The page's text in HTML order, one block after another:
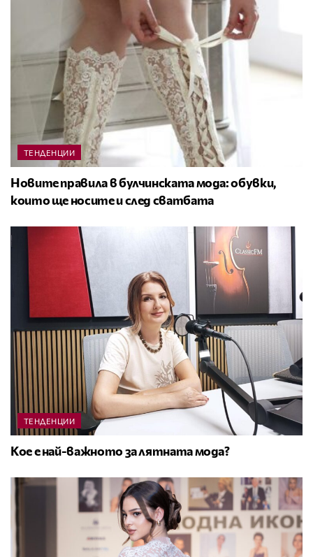
ТЕНДЕНЦИИ
Новите правила в булчинската мода: обувки,
които ще носите и след сватбата
ТЕНДЕНЦИИ
Кое е най-важното за лятната мода?